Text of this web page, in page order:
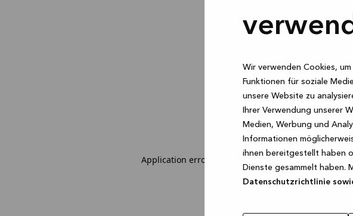
Wir verwenden Cookies,
Funktionen für soziale
unsere Website zu
Ihrer Verwendung unserer
Medien, Werbung und
Informationen
ihnen bereitgestellt haben
Dienste gesammelt haben.
Datenschutzrichtlinie
Application error: a client-side exception has